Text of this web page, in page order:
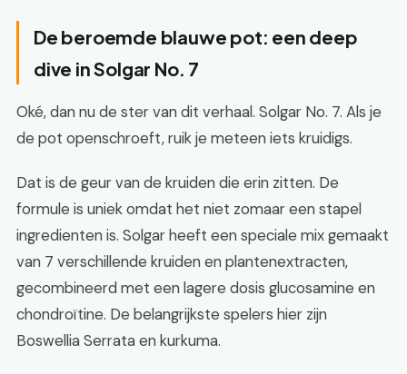
De beroemde blauwe pot: een deep
dive in Solgar No. 7
Oké, dan nu de ster van dit verhaal. Solgar No. 7. Als je
de pot openschroeft, ruik je meteen iets kruidigs.
Dat is de geur van de kruiden die erin zitten. De
formule is uniek omdat het niet zomaar een stapel
ingredienten is. Solgar heeft een speciale mix gemaakt
van 7 verschillende kruiden en plantenextracten,
gecombineerd met een lagere dosis glucosamine en
chondroïtine. De belangrijkste spelers hier zijn
Boswellia Serrata en kurkuma.